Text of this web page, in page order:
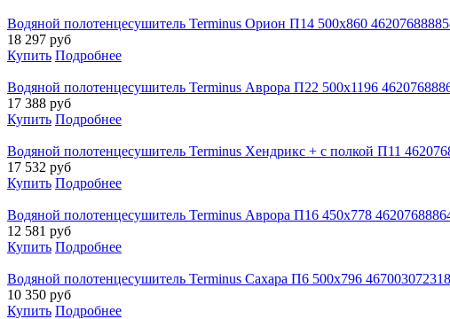
Водяной полотенцесушитель Terminus Орион П14 500х860
18 297 руб
Купить Подробнее
Водяной полотенцесушитель Terminus Аврора П22 500х1196
17 388 руб
Купить Подробнее
Водяной полотенцесушитель Terminus Хендрикс + с полкой П11
17 532 руб
Купить Подробнее
Водяной полотенцесушитель Terminus Аврора П16 450х778
12 581 руб
Купить Подробнее
Водяной полотенцесушитель Terminus Сахара П6 500х796
10 350 руб
Купить Подробнее